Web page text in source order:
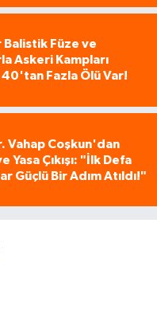
Balistik Füze ve
Askeri Kampları
Fazla Ölü Var!
Vahap Coşkun'dan
Yasa Çıkışı: "İlk Defa
Güçlü Bir Adım Atıldı!"